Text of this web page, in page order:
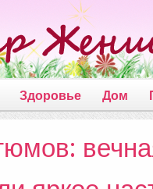
Здоровье Дом